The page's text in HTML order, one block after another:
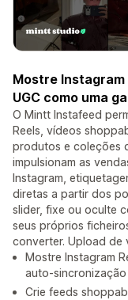
Mostre Instagram
UGC como uma
O Mintt Instafeed
Reels, vídeos
produtos e coleções
impulsionam as
Instagram,
diretas a partir dos
slider, fixe ou oculte
seus próprios
converter. Upload de
Mostre Instagram
auto-sincronização
Crie feeds